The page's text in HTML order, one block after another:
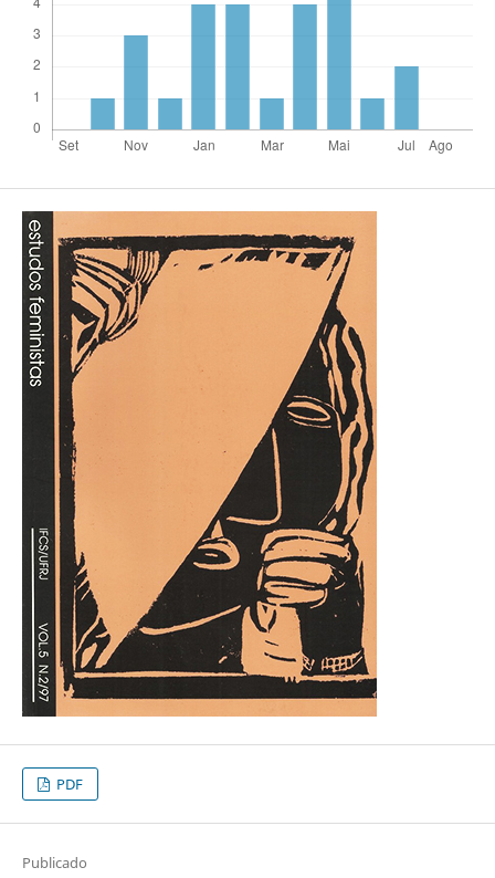
PDF
Publicado